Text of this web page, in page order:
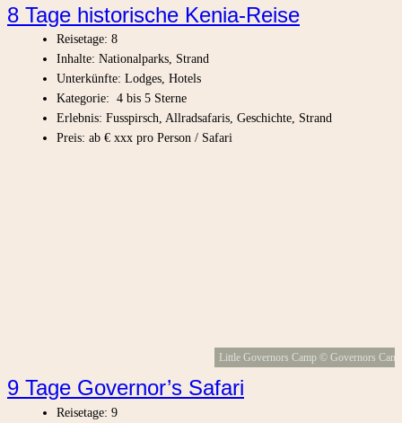
8 Tage historische Kenia-Reise
Reisetage: 8
Inhalte: Nationalparks, Strand
Unterkünfte: Lodges, Hotels
Kategorie: 4 bis 5 Sterne
Erlebnis: Fusspirsch, Allradsafaris, Geschichte, Strand
Preis: ab € xxx pro Person / Safari
Little Governors Camp © Governors
9 Tage Governor’s Safari
Reisetage: 9